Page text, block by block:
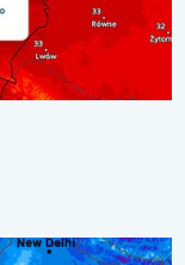
. . środa, 29